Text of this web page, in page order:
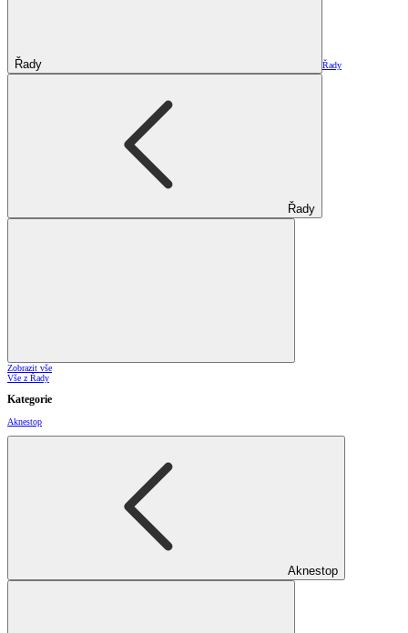
Řady Řady
Řady
Zobrazit vše
Vše z Řady
Kategorie
Aknestop
Aknestop